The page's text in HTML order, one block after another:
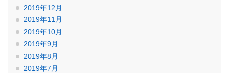
2019年12月
2019年11月
2019年10月
2019年9月
2019年8月
2019年7月